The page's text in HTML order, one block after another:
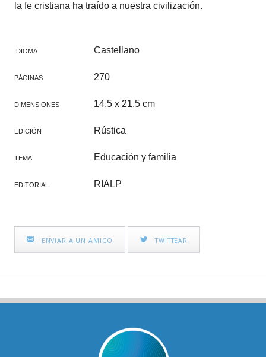
la fe cristiana ha traído a nuestra civilización.
IDIOMA Castellano
PÁGINAS 270
DIMENSIONES 14,5 x 21,5 cm
EDICIÓN Rústica
TEMA Educación y familia
EDITORIAL RIALP
ENVIAR A UN AMIGO TWITTEAR